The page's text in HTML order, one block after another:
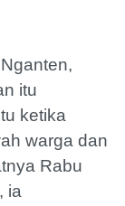
itu
ketika
warga dan
Rabu
ia